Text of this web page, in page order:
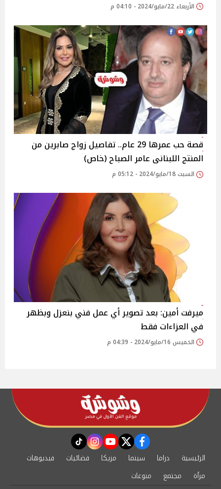
الأربعاء 22/مايو/2024 - 04:10 م
قصة حب عمرها 29 عام.. تفاصيل زواج صابرين من
المنتج اللبنانى عامر الصباح (خاص)
السبت 18/مايو/2024 - 05:12 م
ميرفت أمين: بعد تصوير أي عمل فني بنعزل وبظهر
في العزاءات فقط
الخميس 16/مايو/2024 - 04:39 م
facebook
twitter
youtube
instagram
tiktok
الرئيسية دراما سينما مزيكا فضائيات
فيديوهات
مرأة
مجتمع منوعات